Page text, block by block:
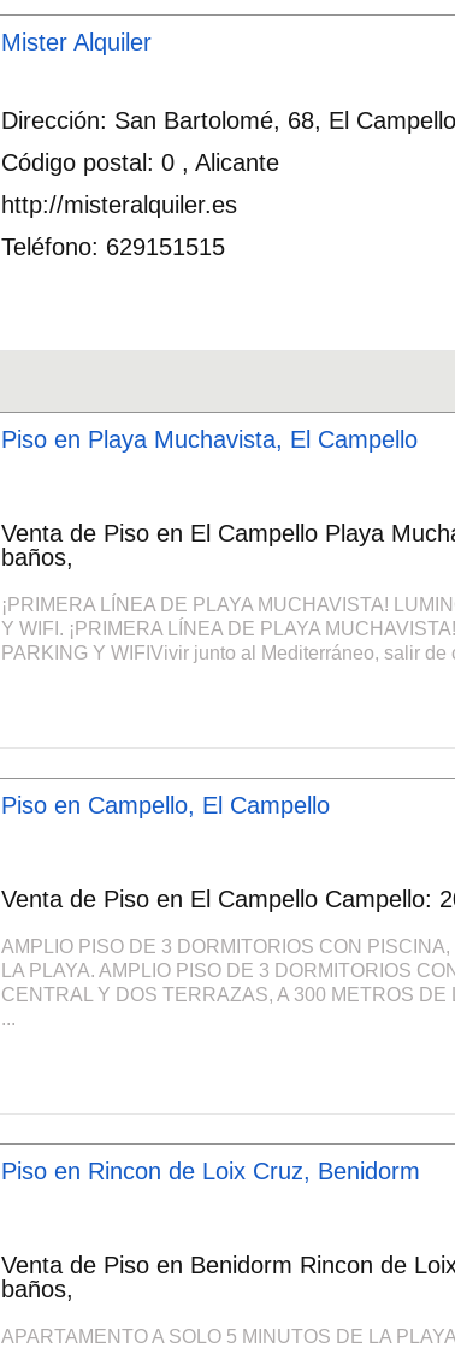
Mister Alquiler
Dirección: San Bartolomé, 68, El Campello
Código postal: 0 , Alicante
http://misteralquiler.es
Teléfono: 629151515
Piso en Playa Muchavista, El Campello
Venta de Piso en El Campello Playa
baños,
¡PRIMERA LÍNEA DE PLAYA MUCHAVISTA!
Y WIFI. ¡PRIMERA LÍNEA DE PLAYA
PARKING Y WIFIVivir junto al Mediterráneo, salir
Piso en Campello, El Campello
Venta de Piso en El Campello Campello:
AMPLIO PISO DE 3 DORMITORIOS CON
LA PLAYA. AMPLIO PISO DE 3 DORMITORIOS
CENTRAL Y DOS TERRAZAS, A 300 METROS
...
Piso en Rincon de Loix Cruz, Benidorm
Venta de Piso en Benidorm Rincon de
baños,
APARTAMENTO A SOLO 5 MINUTOS DE LA